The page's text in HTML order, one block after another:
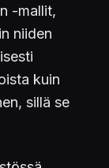
-mallit,
niiden
kuin
sillä se